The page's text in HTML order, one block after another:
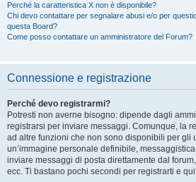
Perché la caratteristica X non è disponibile?
Chi devo contattare per segnalare abusi e/o per
questa Board?
Come posso contattare un amministratore del Forum?
Connessione e registrazione
Perché devo registrarmi?
Potresti non averne bisogno: dipende dagli
registrarsi per inviare messaggi. Comunque, la
ad altre funzioni che non sono disponibili per gli
un’immagine personale definibile,
inviare messaggi di posta direttamente dal
ecc. Ti bastano pochi secondi per registrarti e